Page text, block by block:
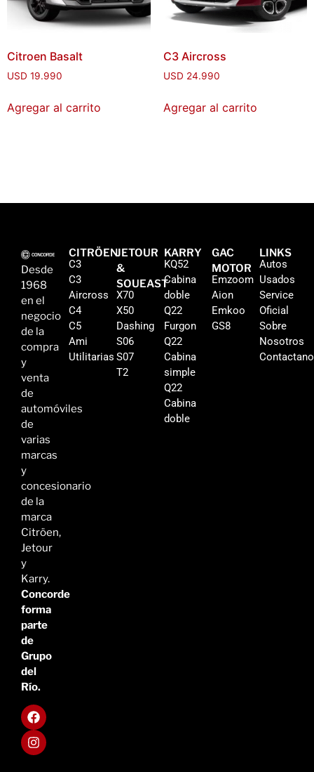
Citroen Basalt
USD 19.990
Agregar al carrito
C3 Aircross
USD 24.990
Agregar al carrito
Desde
1968
en el
negocio
de la
compra
y
venta
de
automóviles
de
varias
marcas
y
concesionario
de la
marca
Citröen,
Jetour
y
Karry.
Concorde
forma
parte
de
Grupo
del
Río.
CITRÖEN
C3
C3
Aircross
C4
C5
Ami
Utilitarias
JETOUR
&
SOUEAST
X70
X50
Dashing
S06
S07
T2
KARRY
KQ52
Cabina
doble
Q22
Furgon
Q22
Cabina
simple
Q22
Cabina
doble
GAC
MOTOR
Emzoom
Aion
Emkoo
GS8
LINKS
Autos
Usados
Service
Oficial
Sobre
Nosotros